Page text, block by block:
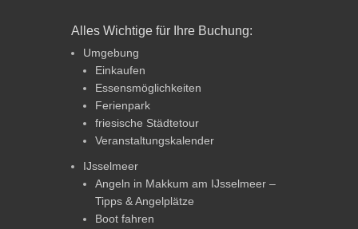
Alles Wichtige für Ihre Buchung:
Umgebung
Einkaufen
Essensmöglichkeiten
Ferienpark
friesische Städtetour
Veranstaltungskalender
IJsselmeer
Angeln in Makkum am IJsselmeer –
Tipps & Angelplätze
Boot fahren